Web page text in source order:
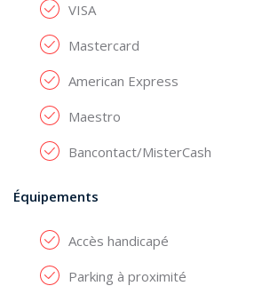
VISA
Mastercard
American Express
Maestro
Bancontact/MisterCash
Équipements
Accès handicapé
Parking à proximité